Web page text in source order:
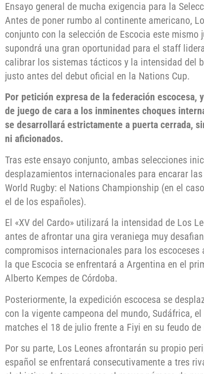
Ensayo general de mucha exigencia para la
Antes de poner rumbo al continente americano,
conjunto con la selección de Escocia este mismo
supondrá una gran oportunidad para el staff
calibrar los sistemas tácticos y la intensidad del
justo antes del debut oficial en la Nations Cup.
Por petición expresa de la federación
de juego de cara a los inminentes choques
se desarrollará estrictamente a puerta cerrada,
ni aficionados.
Tras este ensayo conjunto, ambas selecciones
desplazamientos internacionales para encarar
World Rugby: el Nations Championship (en el
el de los españoles).
El «XV del Cardo» utilizará la intensidad de Los
antes de afrontar una gira veraniega muy
compromisos internacionales para los
la que Escocia se enfrentará a Argentina en el
Alberto Kempes de Córdoba.
Posteriormente, la expedición escocesa se
con la vigente campeona del mundo, Sudáfrica,
matches el 18 de julio frente a Fiyi en su feudo de
Por su parte, Los Leones afrontarán su propio
español se enfrentará consecutivamente a tres